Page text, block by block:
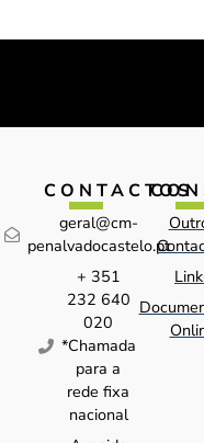
CONTACTOS
geral@cm-
penalvadocastelo.pt
+ 351
232 640
020
*Chamada
para a
rede fixa
nacional